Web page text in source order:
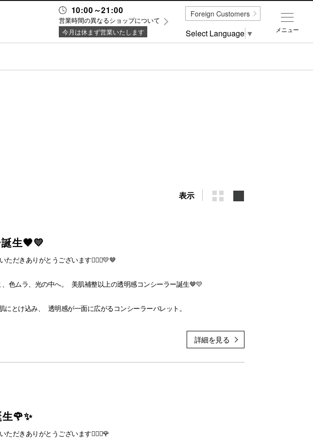
10:00～21:00
営業時間の異なるショップについて
今月は休まず営業いたします
表示
生🤎💛
ただきありがとうございます💁🏻‍♀️💛🤎
色ムラ、光の中へ。 美肌補整以上の透明感コンシーラー誕生🤎💛
にとけ込み、 透明感が一面に広がるコンシーラーパレット。
たかのように整う。 粉感なく、薄く軽やかに密着するのに、ハイカバー。
単色使いはもちろん、自在にブレンドしてあなただけのカラーへ。
毛穴やくすみもカバーし、洗練された肌印象に。
🌹✨
ただきありがとうございます💁🏻‍♀️🌹
メニュー
Foreign Customers
Select Language ▼